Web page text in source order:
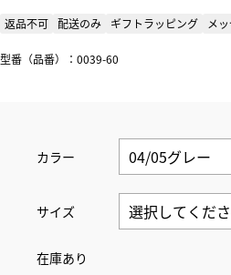
返品不可 配送のみ ギフトラッピング メ
型番（品番）：0039-60
カラー
サイズ
在庫あり